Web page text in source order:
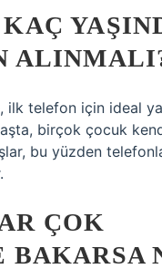
ilk telefon için ideal
birçok çocuk
bu yüzden
ÇOK
BAKARSA